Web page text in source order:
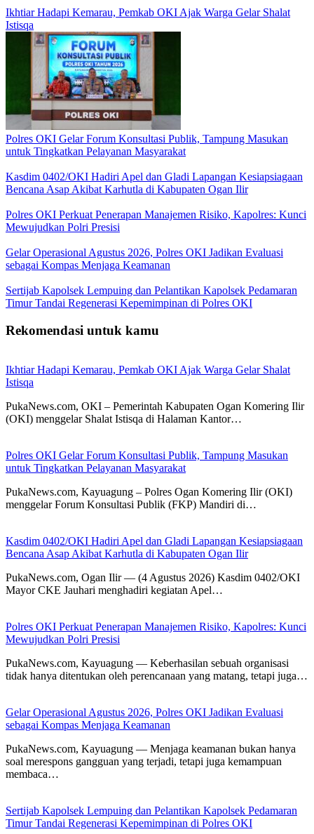
Ikhtiar Hadapi Kemarau, Pemkab OKI Ajak Warga Gelar Shalat
Istisqa
Polres OKI Gelar Forum Konsultasi Publik, Tampung Masukan
untuk Tingkatkan Pelayanan Masyarakat
Kasdim 0402/OKI Hadiri Apel dan Gladi Lapangan Kesiapsiagaan
Bencana Asap Akibat Karhutla di Kabupaten Ogan Ilir
Polres OKI Perkuat Penerapan Manajemen Risiko, Kapolres: Kunci
Mewujudkan Polri Presisi
Gelar Operasional Agustus 2026, Polres OKI Jadikan Evaluasi
sebagai Kompas Menjaga Keamanan
Sertijab Kapolsek Lempuing dan Pelantikan Kapolsek Pedamaran
Timur Tandai Regenerasi Kepemimpinan di Polres OKI
Rekomendasi untuk kamu
Ikhtiar Hadapi Kemarau, Pemkab OKI Ajak Warga Gelar Shalat
Istisqa
PukaNews.com, OKI – Pemerintah Kabupaten Ogan Komering Ilir
(OKI) menggelar Shalat Istisqa di Halaman Kantor…
Polres OKI Gelar Forum Konsultasi Publik, Tampung Masukan
untuk Tingkatkan Pelayanan Masyarakat
PukaNews.com, Kayuagung – Polres Ogan Komering Ilir (OKI)
menggelar Forum Konsultasi Publik (FKP) Mandiri di…
Kasdim 0402/OKI Hadiri Apel dan Gladi Lapangan Kesiapsiagaan
Bencana Asap Akibat Karhutla di Kabupaten Ogan Ilir
PukaNews.com, Ogan Ilir — (4 Agustus 2026) Kasdim 0402/OKI
Mayor CKE Jauhari menghadiri kegiatan Apel…
Polres OKI Perkuat Penerapan Manajemen Risiko, Kapolres: Kunci
Mewujudkan Polri Presisi
PukaNews.com, Kayuagung — Keberhasilan sebuah organisasi
tidak hanya ditentukan oleh perencanaan yang matang, tetapi juga…
Gelar Operasional Agustus 2026, Polres OKI Jadikan Evaluasi
sebagai Kompas Menjaga Keamanan
PukaNews.com, Kayuagung — Menjaga keamanan bukan hanya
soal merespons gangguan yang terjadi, tetapi juga kemampuan
membaca…
Sertijab Kapolsek Lempuing dan Pelantikan Kapolsek Pedamaran
Timur Tandai Regenerasi Kepemimpinan di Polres OKI